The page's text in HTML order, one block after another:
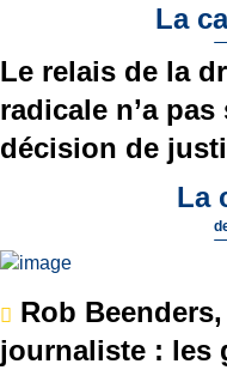
La
Le relais de la
radicale n’a
décision de
La
Rob
journaliste : les